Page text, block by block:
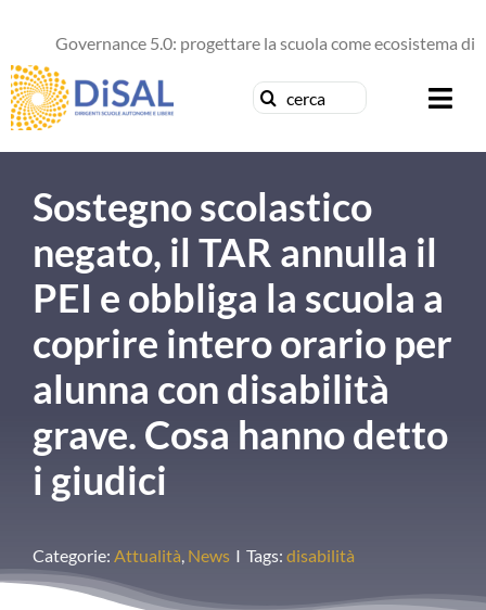
contenuto
Governance 5.0: progettare la scuola come ecosistema di
Cerca
Formazione
Concorsi
Contattaci
Sostegno scolastico
negato, il TAR annulla il
PEI e obbliga la scuola a
coprire intero orario per
alunna con disabilità
grave. Cosa hanno detto
i giudici
Categorie: Attualità, News I Tags: disabilità